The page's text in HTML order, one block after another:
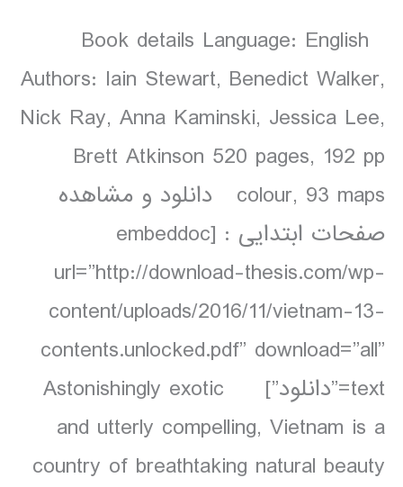
Book details Language: English
Authors: Iain Stewart, Benedict Walker,
Nick Ray, Anna Kaminski, Jessica Lee,
Brett Atkinson 520 pages, 192 pp
colour, 93 maps دانلود و مشاهده
صفحات ابتدایی : [embeddoc
url=”http://download-thesis.com/wp-
content/uploads/2016/11/vietnam-13-
contents.unlocked.pdf” download=”all”
text=”دانلود”] Astonishingly exotic
and utterly compelling, Vietnam is a
country of breathtaking natural beauty